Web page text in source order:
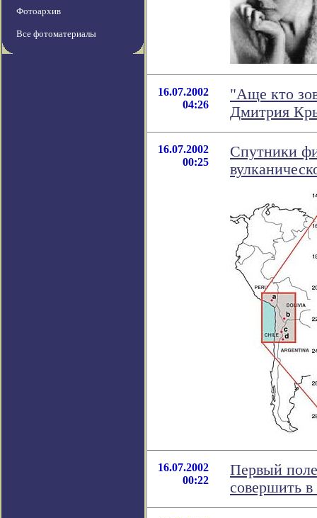
Фотоархив
Все фотоматериалы
16.07.2002
04:26
"Аще кто
Дмитрия
16.07.2002
00:25
Спутники
16.07.2002
00:22
Первый
совершить в